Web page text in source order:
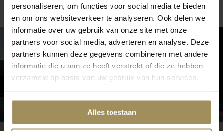
personaliseren, om functies voor social media te bieden
en om ons websiteverkeer te analyseren. Ook delen we
informatie over uw gebruik van onze site met onze
partners voor social media, adverteren en analyse. Deze
partners kunnen deze gegevens combineren met andere
informatie die u aan ze heeft verstrekt of die ze hebben
verzameld op basis van uw gebruik van hun services.
Alles toestaan
slaaphouding, optimale ondersteuning en een
aangenaam slaapklimaat.
Specialist in slaapcomfort
Silvana ontwikkelt al ruim 40 jaar hoofdkussens
met als doel het slaapcomfort te verbeteren. Het
merk richt zich specifiek op het belang van een
gezonde slaaphouding. In 1983 introduceerde
Silvana het bekendeSilvana Support
hoofdkussen, een innovatief kussen met